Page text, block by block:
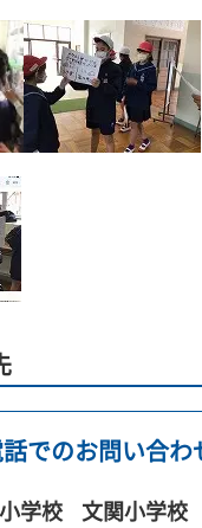
でのお問い合わ
小学校 文関小学校